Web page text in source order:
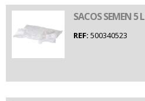
SACOS SEMEN 5 L
REF: 500340523